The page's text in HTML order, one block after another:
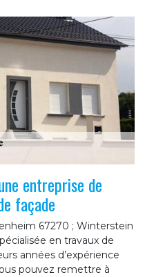
entreprise de
façade
67270 ; Winterstein
en travaux de
années d’expérience
pouvez remettre à